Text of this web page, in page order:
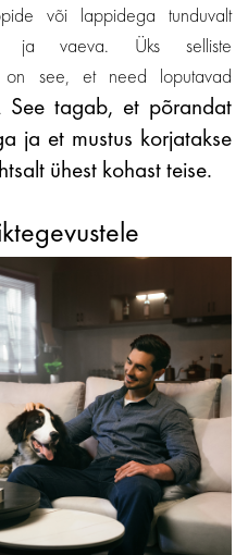
või lappidega tunduvalt
ja vaeva. Üks selliste
on see, et need loputavad
See tagab, et põrandat
ja et mustus korjatakse
ühest kohast teise.